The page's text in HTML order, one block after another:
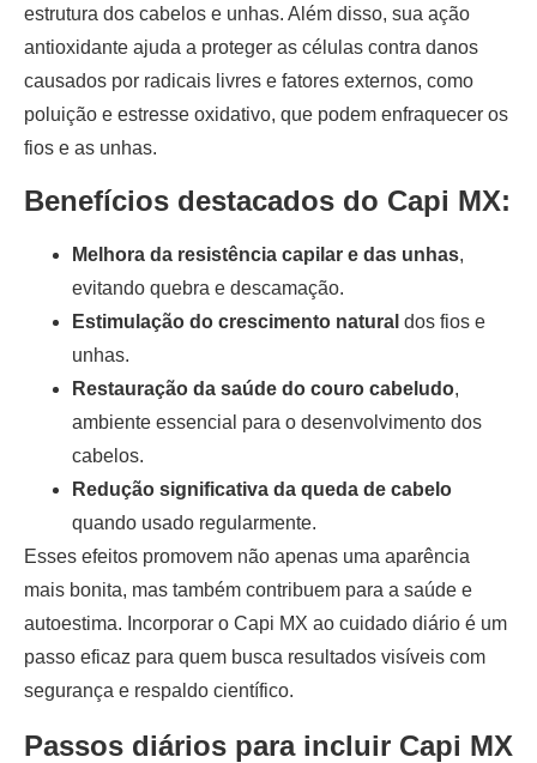
estrutura dos cabelos e unhas. Além disso, sua ação
antioxidante ajuda a proteger as células contra danos
causados por radicais livres e fatores externos, como
poluição e estresse oxidativo, que podem enfraquecer os
fios e as unhas.
Benefícios destacados do Capi MX:
Melhora da resistência capilar e das unhas,
evitando quebra e descamação.
Estimulação do crescimento natural dos fios e
unhas.
Restauração da saúde do couro cabeludo,
ambiente essencial para o desenvolvimento dos
cabelos.
Redução significativa da queda de cabelo
quando usado regularmente.
Esses efeitos promovem não apenas uma aparência
mais bonita, mas também contribuem para a saúde e
autoestima. Incorporar o Capi MX ao cuidado diário é um
passo eficaz para quem busca resultados visíveis com
segurança e respaldo científico.
Passos diários para incluir Capi MX